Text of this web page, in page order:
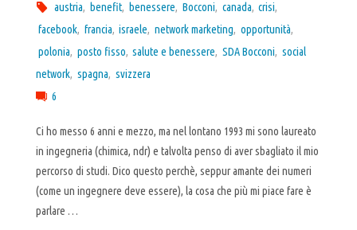
austria, benefit, benessere, Bocconi, canada, crisi,
facebook, francia, israele, network marketing, opportunità,
polonia, posto fisso, salute e benessere, SDA Bocconi, social
network, spagna, svizzera
6
Ci ho messo 6 anni e mezzo, ma nel lontano 1993 mi sono laureato
in ingegneria (chimica, ndr) e talvolta penso di aver sbagliato il mio
percorso di studi. Dico questo perchè, seppur amante dei numeri
(come un ingegnere deve essere), la cosa che più mi piace fare è
parlare …